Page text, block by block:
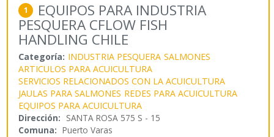
1 EQUIPOS PARA INDUSTRIA
PESQUERA CFLOW FISH
HANDLING CHILE
Categoría: INDUSTRIA PESQUERA SALMONES
ARTICULOS PARA ACUICULTURA
SERVICIOS RELACIONADOS CON LA ACUICULTURA
JAULAS PARA SALMONES REDES PARA ACUICULTURA
EQUIPOS PARA ACUICULTURA
Dirección: SANTA ROSA 575 S - 15
Comuna: Puerto Varas